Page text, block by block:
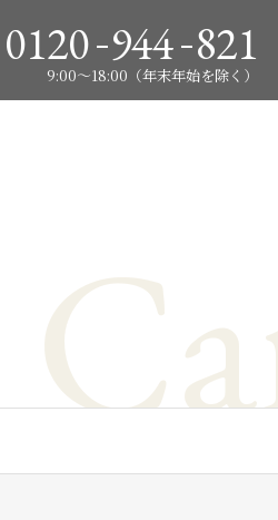
0120-944-821
9:00～18:00（年末年始を除く）